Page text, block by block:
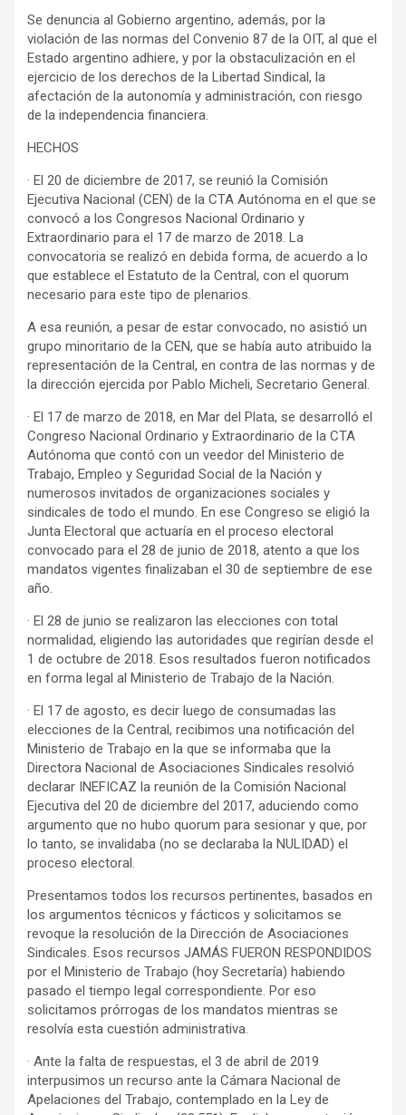
Se denuncia al Gobierno argentino, además, por la
violación de las normas del Convenio 87 de la OIT, al que el
Estado argentino adhiere, y por la obstaculización en el
ejercicio de los derechos de la Libertad Sindical, la
afectación de la autonomía y administración, con riesgo
de la independencia financiera.
HECHOS
· El 20 de diciembre de 2017, se reunió la Comisión
Ejecutiva Nacional (CEN) de la CTA Autónoma en el que se
convocó a los Congresos Nacional Ordinario y
Extraordinario para el 17 de marzo de 2018. La
convocatoria se realizó en debida forma, de acuerdo a lo
que establece el Estatuto de la Central, con el quorum
necesario para este tipo de plenarios.
A esa reunión, a pesar de estar convocado, no asistió un
grupo minoritario de la CEN, que se había auto atribuido la
representación de la Central, en contra de las normas y de
la dirección ejercida por Pablo Micheli, Secretario General.
· El 17 de marzo de 2018, en Mar del Plata, se desarrolló el
Congreso Nacional Ordinario y Extraordinario de la CTA
Autónoma que contó con un veedor del Ministerio de
Trabajo, Empleo y Seguridad Social de la Nación y
numerosos invitados de organizaciones sociales y
sindicales de todo el mundo. En ese Congreso se eligió la
Junta Electoral que actuaría en el proceso electoral
convocado para el 28 de junio de 2018, atento a que los
mandatos vigentes finalizaban el 30 de septiembre de ese
año.
· El 28 de junio se realizaron las elecciones con total
normalidad, eligiendo las autoridades que regirían desde el
1 de octubre de 2018. Esos resultados fueron notificados
en forma legal al Ministerio de Trabajo de la Nación.
· El 17 de agosto, es decir luego de consumadas las
elecciones de la Central, recibimos una notificación del
Ministerio de Trabajo en la que se informaba que la
Directora Nacional de Asociaciones Sindicales resolvió
declarar INEFICAZ la reunión de la Comisión Nacional
Ejecutiva del 20 de diciembre del 2017, aduciendo como
argumento que no hubo quorum para sesionar y que, por
lo tanto, se invalidaba (no se declaraba la NULIDAD) el
proceso electoral.
Presentamos todos los recursos pertinentes, basados en
los argumentos técnicos y fácticos y solicitamos se
revoque la resolución de la Dirección de Asociaciones
Sindicales. Esos recursos JAMÁS FUERON RESPONDIDOS
por el Ministerio de Trabajo (hoy Secretaría) habiendo
pasado el tiempo legal correspondiente. Por eso
solicitamos prórrogas de los mandatos mientras se
resolvía esta cuestión administrativa.
· Ante la falta de respuestas, el 3 de abril de 2019
interpusimos un recurso ante la Cámara Nacional de
Apelaciones del Trabajo, contemplado en la Ley de